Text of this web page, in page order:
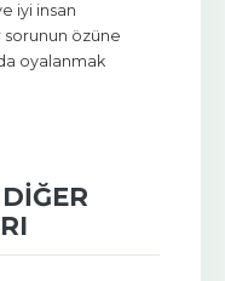
iyi insan
sorunun özüne
oyalanmak